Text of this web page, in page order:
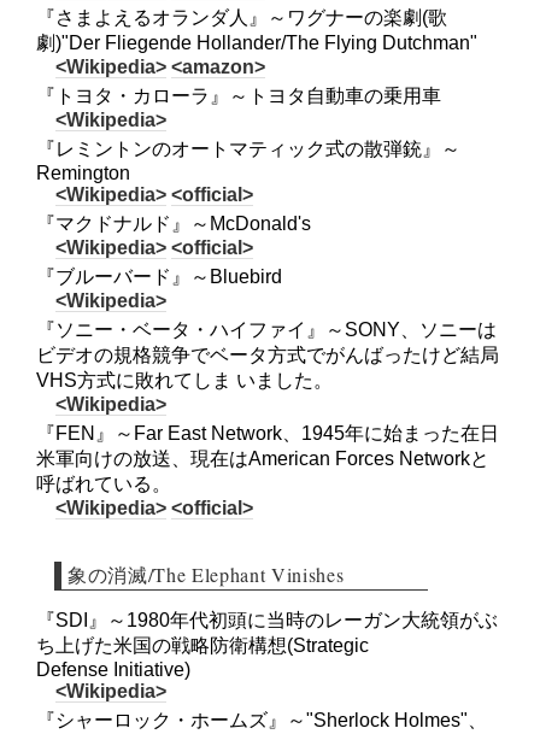
『さまよえるオランダ人』～ワグナーの楽劇(歌
劇)"Der Fliegende Hollander/The Flying Dutchman"
<Wikipedia> <amazon>
『トヨタ・カローラ』～トヨタ自動車の乗用車
<Wikipedia>
『レミントンのオートマティック式の散弾銃』～
Remington
<Wikipedia> <official>
『マクドナルド』～McDonald's
<Wikipedia> <official>
『ブルーバード』～Bluebird
<Wikipedia>
『ソニー・ベータ・ハイファイ』～SONY、ソニーは
ビデオの規格競争でベータ方式でがんばったけど結局
VHS方式に敗れてしま いました。
<Wikipedia>
『FEN』～Far East Network、1945年に始まった在日
米軍向けの放送、現在はAmerican Forces Networkと
呼ばれている。
<Wikipedia> <official>
象の消滅/The Elephant Vinishes
『SDI』～1980年代初頭に当時のレーガン大統領がぶ
ち上げた米国の戦略防衛構想(Strategic
Defense Initiative)
<Wikipedia>
『シャーロック・ホームズ』～"Sherlock Holmes"、